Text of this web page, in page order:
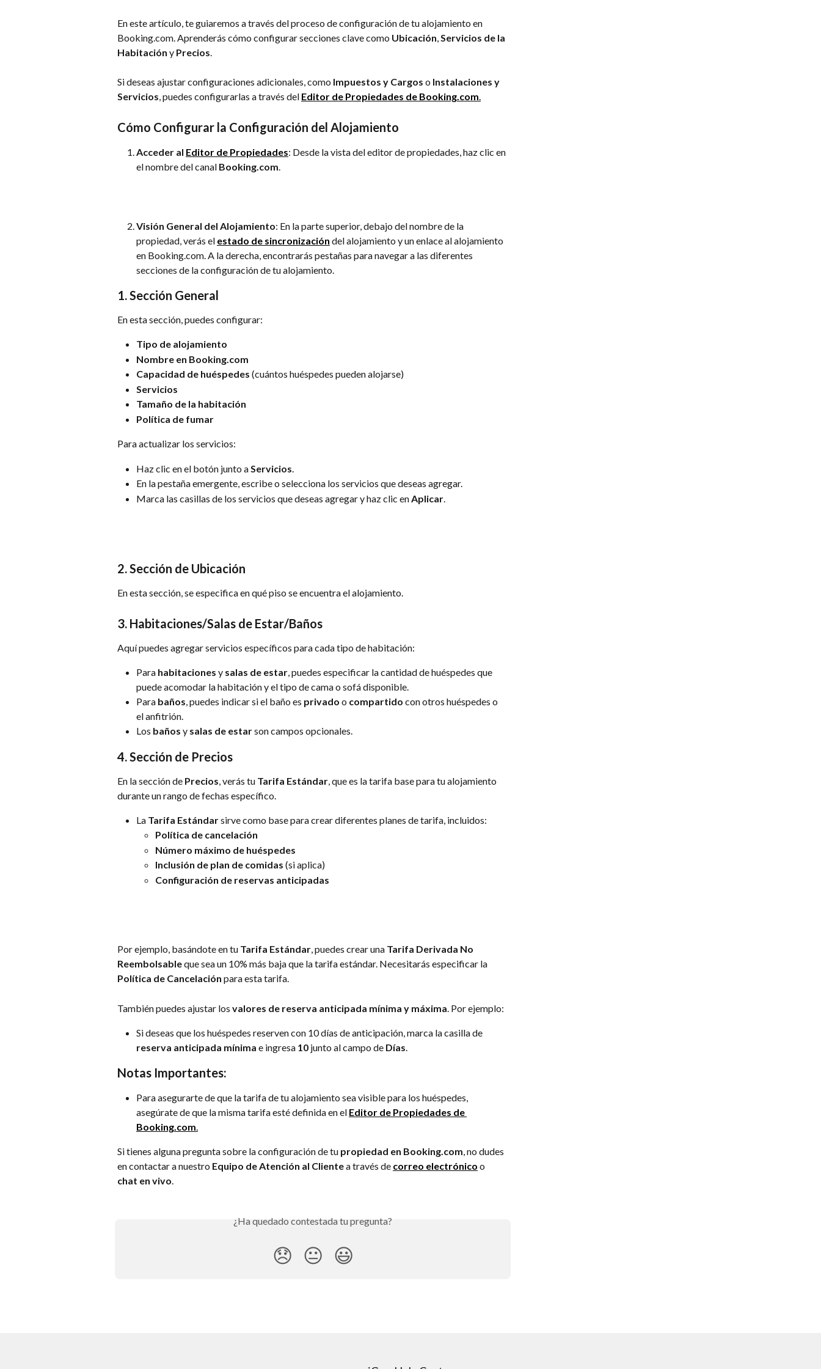
En este artículo, te guiaremos a través del proceso de configuración de tu alojamiento en
Booking.com. Aprenderás cómo configurar secciones clave como Ubicación, Servicios de la
Habitación y Precios.
Si deseas ajustar configuraciones adicionales, como Impuestos y Cargos o Instalaciones y
Servicios, puedes configurarlas a través del Editor de Propiedades de Booking.com.
Cómo Configurar la Configuración del Alojamiento
Acceder al Editor de Propiedades: Desde la vista del editor de propiedades, haz clic en
el nombre del canal Booking.com.
Visión General del Alojamiento: En la parte superior, debajo del nombre de la
propiedad, verás el estado de sincronización del alojamiento y un enlace al alojamiento
en Booking.com. A la derecha, encontrarás pestañas para navegar a las diferentes
secciones de la configuración de tu alojamiento.
1. Sección General
En esta sección, puedes configurar:
Tipo de alojamiento
Nombre en Booking.com
Capacidad de huéspedes (cuántos huéspedes pueden alojarse)
Servicios
Tamaño de la habitación
Política de fumar
Para actualizar los servicios:
Haz clic en el botón junto a Servicios
En la pestaña emergente, escribe o selecciona los servicios que deseas agregar.
Marca las casillas de los servicios que deseas agregar y haz clic en Aplicar
2. Sección de Ubicación
En esta sección, se especifica en qué piso se encuentra el alojamiento.
3. Habitaciones/Salas de Estar/Baños
Aquí puedes agregar servicios específicos para cada tipo de habitación:
Para habitaciones y salas de estar, puedes especificar la cantidad de huéspedes que
puede acomodar la habitación y el tipo de cama o sofá disponible.
Para baños, puedes indicar si el baño es privado o compartido con otros huéspedes o
el anfitrión.
Los baños y salas de estar son campos opcionales.
4. Sección de Precios
En la sección de Precios, verás tu Tarifa Estándar, que es la tarifa base para tu alojamiento
durante un rango de fechas específico.
La Tarifa Estándar sirve como base para crear diferentes planes de tarifa, incluidos:
Política de cancelación
Número máximo de huéspedes
Inclusión de plan de comidas (si aplica)
Configuración de reservas anticipadas
Por ejemplo, basándote en tu Tarifa Estándar, puedes crear una Tarifa Derivada No
Reembolsable que sea un 10% más baja que la tarifa estándar. Necesitarás especificar la
Política de Cancelación para esta tarifa.
También puedes ajustar los valores de reserva anticipada mínima y máxima . Por ejemplo:
Si deseas que los huéspedes reserven con 10 días de anticipación, marca la casilla de
reserva anticipada mínima e ingresa 10 junto al campo de Días.
Notas Importantes:
Para asegurarte de que la tarifa de tu alojamiento sea visible para los huéspedes,
asegúrate de que la misma tarifa esté definida en el Editor de Propiedades de
Booking.com.
Si tienes alguna pregunta sobre la configuración de tu propiedad en Booking.com, no dudes
en contactar a nuestro Equipo de Atención al Cliente a través de correo electrónico o
chat en vivo.
¿Ha quedado contestada tu pregunta?
😞 😐 😃